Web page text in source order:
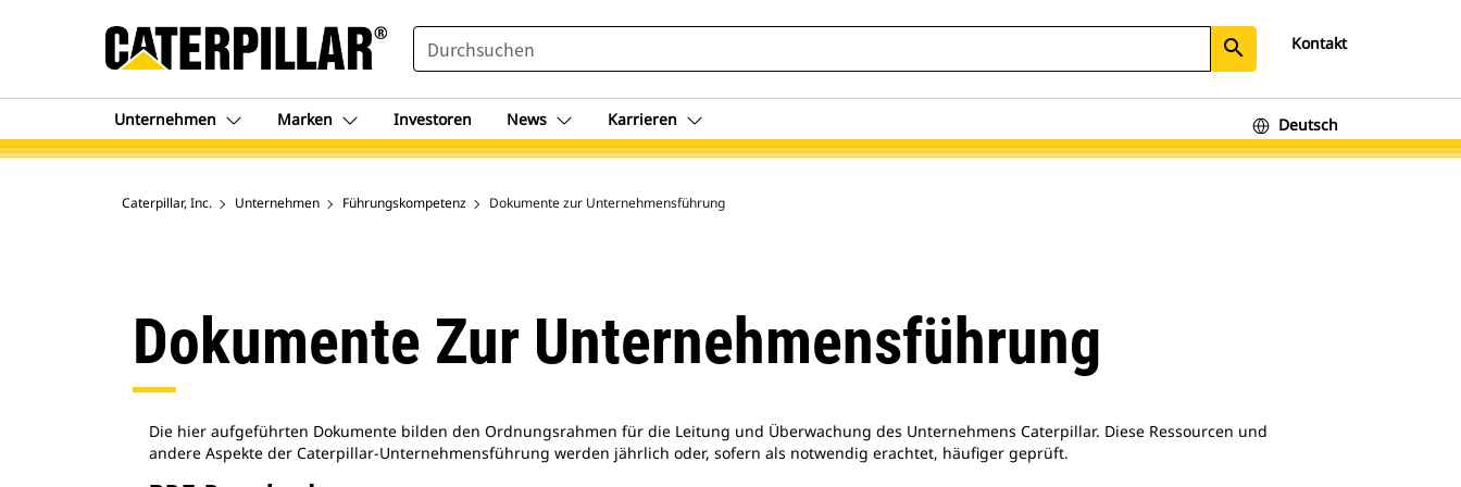
SEARCH search Kontakt
Unternehmen Marken Investoren News Karrieren Deutsch
Caterpillar, Inc. Unternehmen Führungskompetenz Dokumente zur Unternehmensführung
Dokumente Zur Unternehmensführung
Die hier aufgeführten Dokumente bilden den Ordnungsrahmen für die Leitung und Überwachung des Unternehmens Caterpillar. Diese Ressourcen und
andere Aspekte der Caterpillar-Unternehmensführung werden jährlich oder, sofern als notwendig erachtet, häufiger geprüft.